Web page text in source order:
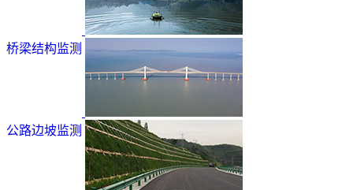
桥梁结构监测
公路边坡监测